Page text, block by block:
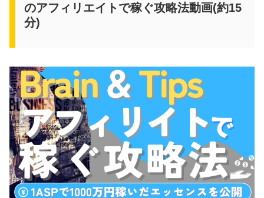
のアフィリエイトで稼ぐ攻略法動画(約15
分)